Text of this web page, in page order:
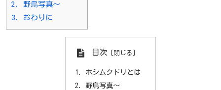
2.
野鳥写真～
3.
おわりに
目次
ホシムクドリとは
野鳥写真～